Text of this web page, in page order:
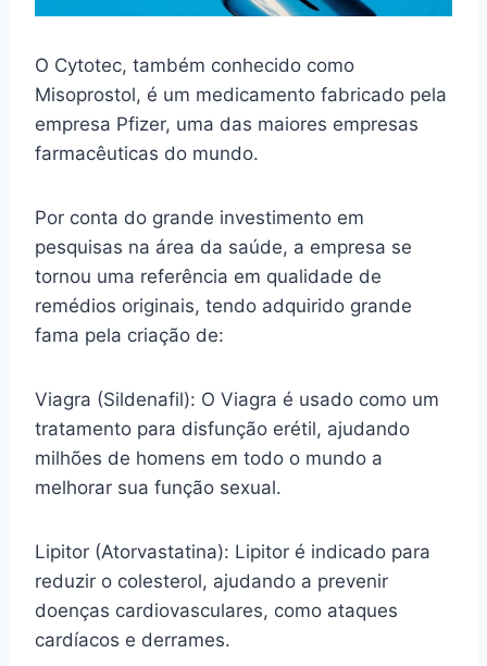
O Cytotec, também conhecido como
Misoprostol, é um medicamento fabricado pela
empresa Pfizer, uma das maiores empresas
farmacêuticas do mundo.
Por conta do grande investimento em
pesquisas na área da saúde, a empresa se
tornou uma referência em qualidade de
remédios originais, tendo adquirido grande
fama pela criação de:
Viagra (Sildenafil): O Viagra é usado como um
tratamento para disfunção erétil, ajudando
milhões de homens em todo o mundo a
melhorar sua função sexual.
Lipitor (Atorvastatina): Lipitor é indicado para
reduzir o colesterol, ajudando a prevenir
doenças cardiovasculares, como ataques
cardíacos e derrames.